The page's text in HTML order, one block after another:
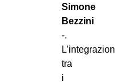
Simone
Bezzini
-.
tra
i